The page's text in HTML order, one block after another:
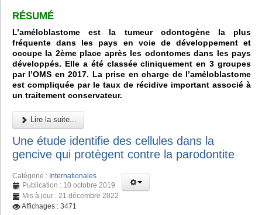
RÉSUMÉ
L’améloblastome est la tumeur odontogène la plus
fréquente dans les pays en voie de développement et
occupe la 2ème place après les odontomes dans les pays
développés. Elle a été classée cliniquement en 3 groupes
par l’OMS en 2017. La prise en charge de l’améloblastome
est compliquée par le taux de récidive important associé à
un traitement conservateur.
Lire la suite...
Une étude identifie des cellules dans la
gencive qui protègent contre la parodontite
Catégorie : Internationales
Publication : 10 octobre 2019
Mis à jour : 21 décembre 2022
Affichages : 3471